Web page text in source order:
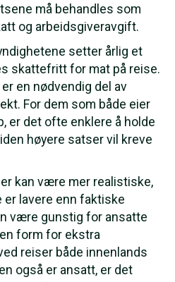
må behandles som
og arbeidsgiveravgift.
setter årlig et
skattefritt for mat på reise.
en nødvendig del av
For dem som både eier
er det ofte enklere å holde
høyere satser vil kreve
kan være mer realistiske,
lavere enn faktiske
være gunstig for ansatte
form for ekstra
reiser både innenlands
også er ansatt, er det